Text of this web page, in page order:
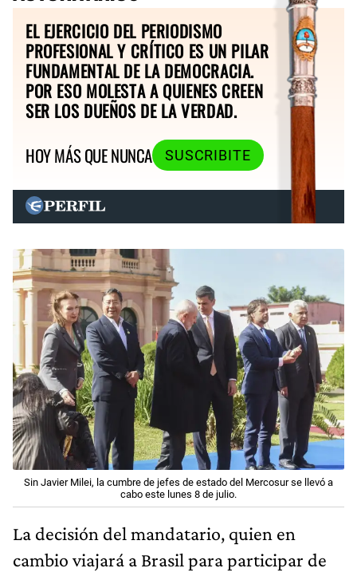
EL EJERCICIO DEL PERIODISMO
PROFESIONAL Y CRÍTICO ES UN PILAR
FUNDAMENTAL DE LA DEMOCRACIA.
POR ESO MOLESTA A QUIENES CREEN
SER LOS DUEÑOS DE LA VERDAD.
HOY MÁS QUE NUNCA
SUSCRIBITE
Sin Javier Milei, la cumbre de jefes de estado del Mercosur se llevó a
cabo este lunes 8 de julio.
La decisión del mandatario, quien en
cambio viajará a Brasil para participar de